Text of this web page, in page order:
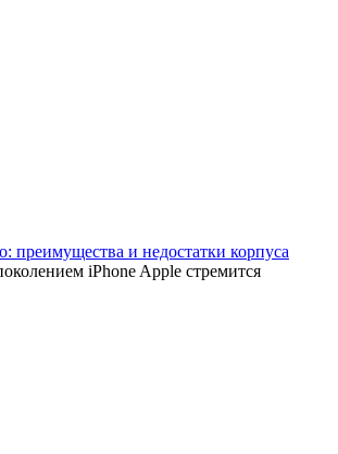
преимущества и недостатки корпуса
iPhone Apple стремится